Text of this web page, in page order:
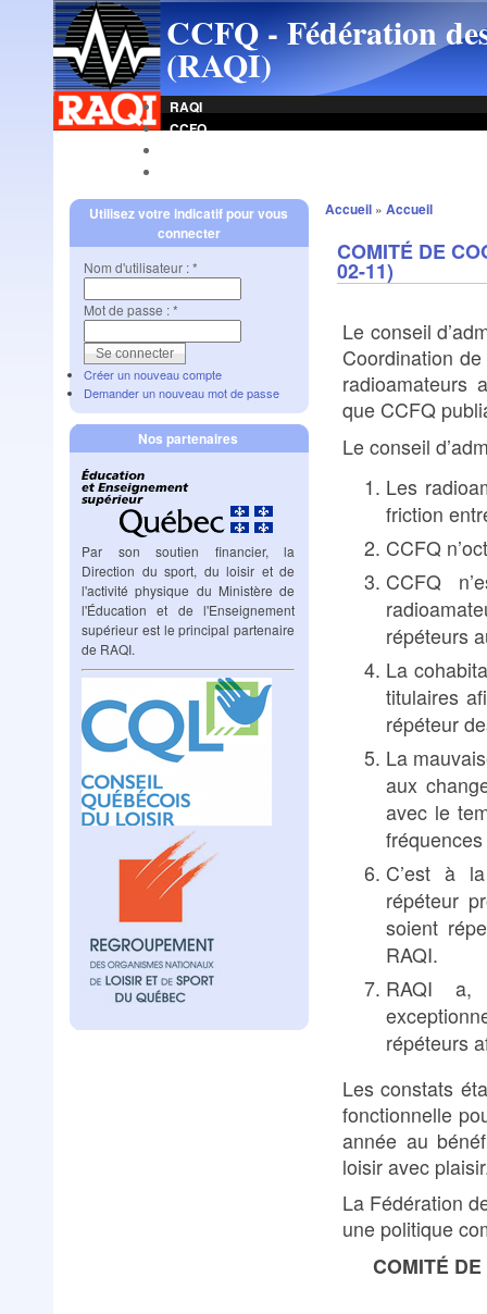
CCFQ - Fédération
(RAQI)
RAQI
CCFQ
Utilisez votre indicatif pour vous
connecter
Nom d'utilisateur :*
Mot de passe :*
Créer un nouveau compte
Demander un nouveau mot de passe
Nos partenaires
Par son soutien financier, la
Direction du sport, du loisir et de
l'activité physique du Ministère de
l'Éducation et de l'Enseignement
supérieur est le principal partenaire
de RAQI.
Accueil » Accueil
COMITÉ DE
02-11)
Le conseil
Coordination
radioamateurs
que CCFQ
Le conseil
Les
friction
CCFQ
CCFQ
répéteurs
La
titulaires
répéteur
La
aux
avec le
C’est à
répéteur
soient
RAQI.
RAQI a,
répéteurs
Les constats
fonctionnelle
année au
loisir avec
La Fédération
une politique
COMITÉ